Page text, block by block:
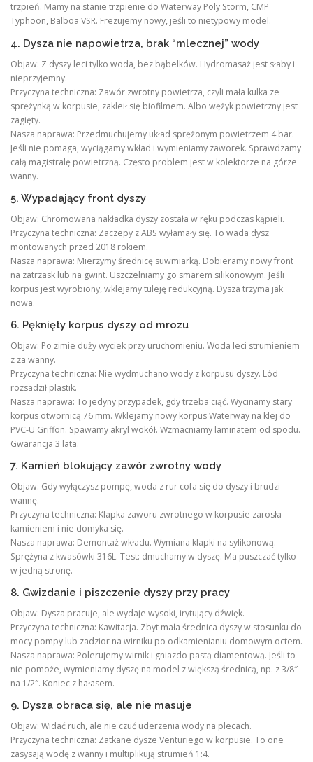
trzpień. Mamy na stanie trzpienie do Waterway Poly Storm, CMP
Typhoon, Balboa VSR. Frezujemy nowy, jeśli to nietypowy model.
4. Dysza nie napowietrza, brak “mlecznej” wody
Objaw: Z dyszy leci tylko woda, bez bąbelków. Hydromasaż jest słaby i
nieprzyjemny.
Przyczyna techniczna: Zawór zwrotny powietrza, czyli mała kulka ze
sprężynką w korpusie, zakleił się biofilmem. Albo wężyk powietrzny jest
zagięty.
Nasza naprawa: Przedmuchujemy układ sprężonym powietrzem 4 bar.
Jeśli nie pomaga, wyciągamy wkład i wymieniamy zaworek. Sprawdzamy
całą magistralę powietrzną. Często problem jest w kolektorze na górze
wanny.
5. Wypadający front dyszy
Objaw: Chromowana nakładka dyszy została w ręku podczas kąpieli.
Przyczyna techniczna: Zaczepy z ABS wyłamały się. To wada dysz
montowanych przed 2018 rokiem.
Nasza naprawa: Mierzymy średnicę suwmiarką. Dobieramy nowy front
na zatrzask lub na gwint. Uszczelniamy go smarem silikonowym. Jeśli
korpus jest wyrobiony, wklejamy tuleję redukcyjną. Dysza trzyma jak
nowa.
6. Pęknięty korpus dyszy od mrozu
Objaw: Po zimie duży wyciek przy uruchomieniu. Woda leci strumieniem
z za wanny.
Przyczyna techniczna: Nie wydmuchano wody z korpusu dyszy. Lód
rozsadził plastik.
Nasza naprawa: To jedyny przypadek, gdy trzeba ciąć. Wycinamy stary
korpus otwornicą 76 mm. Wklejamy nowy korpus Waterway na klej do
PVC-U Griffon. Spawamy akryl wokół. Wzmacniamy laminatem od spodu.
Gwarancja 3 lata.
7. Kamień blokujący zawór zwrotny wody
Objaw: Gdy wyłączysz pompę, woda z rur cofa się do dyszy i brudzi
wannę.
Przyczyna techniczna: Klapka zaworu zwrotnego w korpusie zarosła
kamieniem i nie domyka się.
Nasza naprawa: Demontaż wkładu. Wymiana klapki na sylikonową.
Sprężyna z kwasówki 316L. Test: dmuchamy w dyszę. Ma puszczać tylko
w jedną stronę.
8. Gwizdanie i piszczenie dyszy przy pracy
Objaw: Dysza pracuje, ale wydaje wysoki, irytujący dźwięk.
Przyczyna techniczna: Kawitacja. Zbyt mała średnica dyszy w stosunku do
mocy pompy lub zadzior na wirniku po odkamienianiu domowym octem.
Nasza naprawa: Polerujemy wirnik i gniazdo pastą diamentową. Jeśli to
nie pomoże, wymieniamy dyszę na model z większą średnicą, np. z 3/8″
na 1/2″. Koniec z hałasem.
9. Dysza obraca się, ale nie masuje
Objaw: Widać ruch, ale nie czuć uderzenia wody na plecach.
Przyczyna techniczna: Zatkane dysze Venturiego w korpusie. To one
zasysają wodę z wanny i multiplikują strumień 1:4.